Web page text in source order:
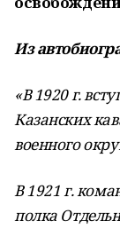
Из
«В 1920 г.
Казанских
военного
В 1921 г.
полка